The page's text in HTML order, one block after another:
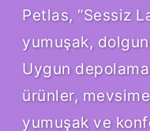
Petlas, “Sessiz
yumuşak,
Uygun
ürünler,
yumuşak ve